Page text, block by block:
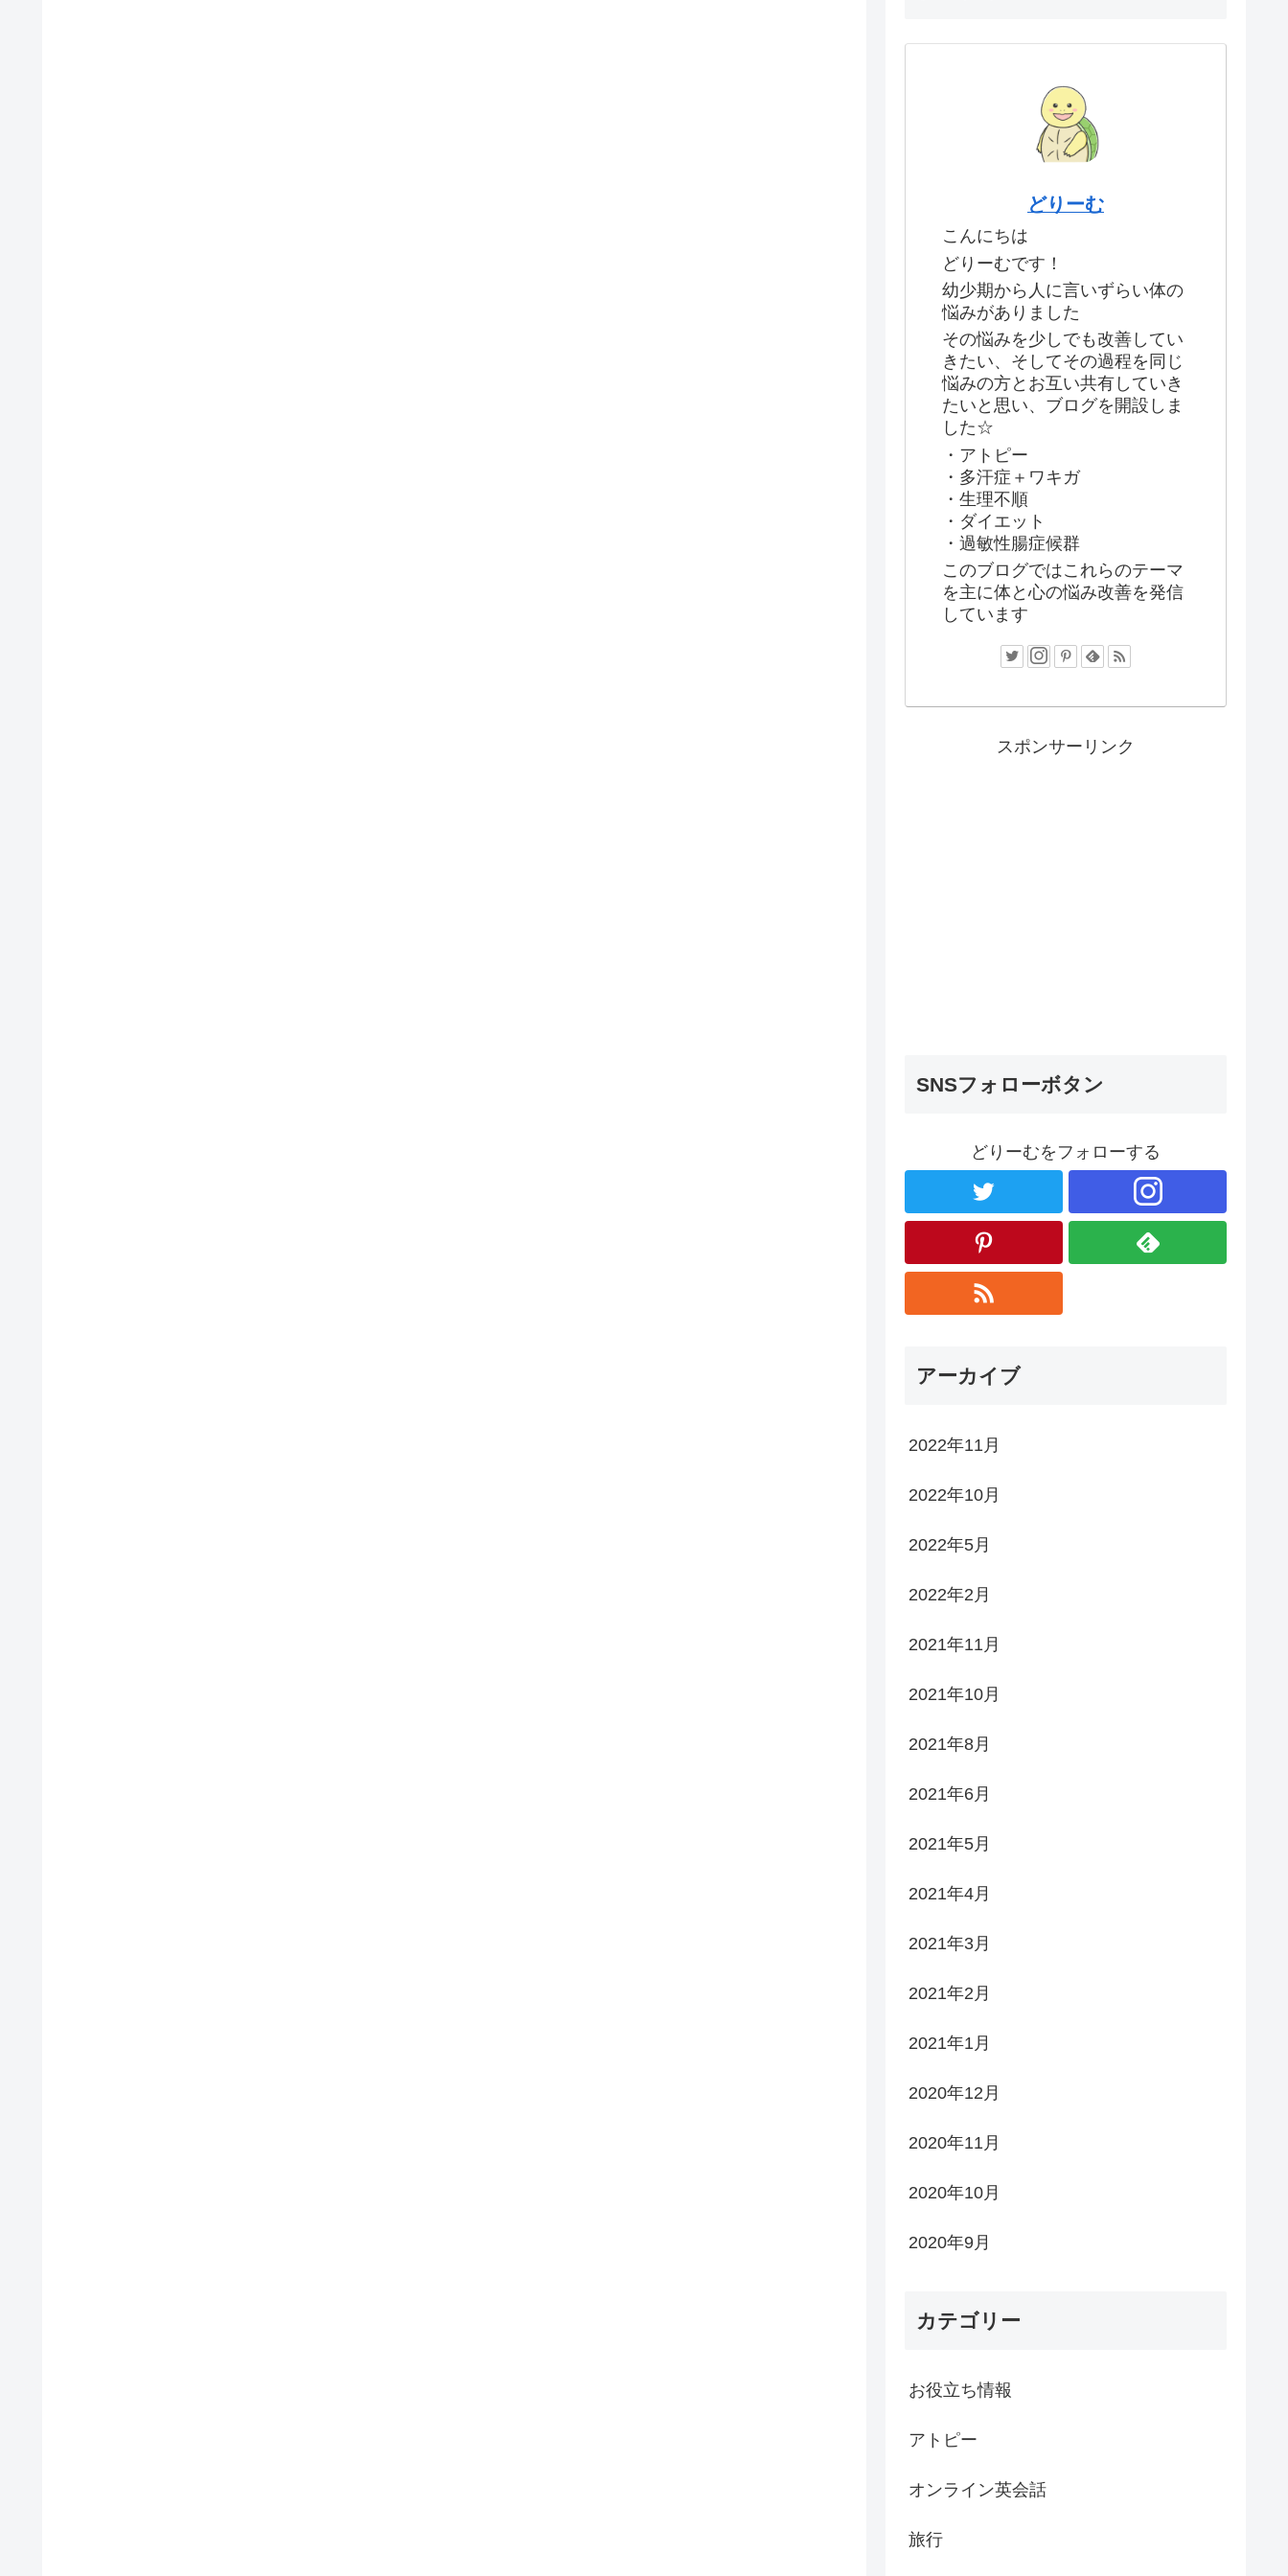
どりーむ
こんにちは
どりーむです！
幼少期から人に言いずらい体の
悩みがありました
その悩みを少しでも改善してい
きたい、そしてその過程を同じ
悩みの方とお互い共有していき
たいと思い、ブログを開設しま
した☆
・アトピー
・多汗症＋ワキガ
・生理不順
・ダイエット
・過敏性腸症候群
このブログではこれらのテーマ
を主に体と心の悩み改善を発信
しています
スポンサーリンク
SNSフォローボタン
どりーむをフォローする
アーカイブ
2022年11月
2022年10月
2022年5月
2022年2月
2021年11月
2021年10月
2021年8月
2021年6月
2021年5月
2021年4月
2021年3月
2021年2月
2021年1月
2020年12月
2020年11月
2020年10月
2020年9月
カテゴリー
お役立ち情報
アトピー
オンライン英会話
旅行